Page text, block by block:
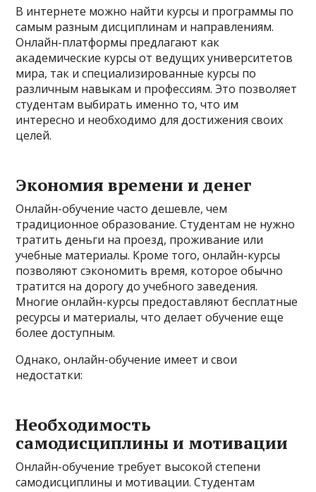
В интернете можно найти курсы и программы по
самым разным дисциплинам и направлениям.
Онлайн-платформы предлагают как
академические курсы от ведущих университетов
мира, так и специализированные курсы по
различным навыкам и профессиям. Это позволяет
студентам выбирать именно то, что им
интересно и необходимо для достижения своих
целей.
Экономия времени и денег
Онлайн-обучение часто дешевле, чем
традиционное образование. Студентам не нужно
тратить деньги на проезд, проживание или
учебные материалы. Кроме того, онлайн-курсы
позволяют сэкономить время, которое обычно
тратится на дорогу до учебного заведения.
Многие онлайн-курсы предоставляют бесплатные
ресурсы и материалы, что делает обучение еще
более доступным.
Однако, онлайн-обучение имеет и свои
недостатки:
Необходимость
самодисциплины и мотивации
Онлайн-обучение требует высокой степени
самодисциплины и мотивации. Студентам